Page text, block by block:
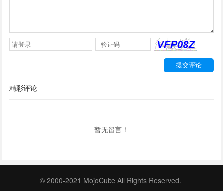
精彩评论
暂无留言！
© 2000-2021 MojoCube All Rights Reserved.